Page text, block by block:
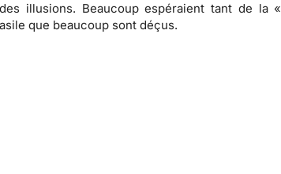
illusions. Beaucoup espéraient tant de la «
que beaucoup sont déçus.